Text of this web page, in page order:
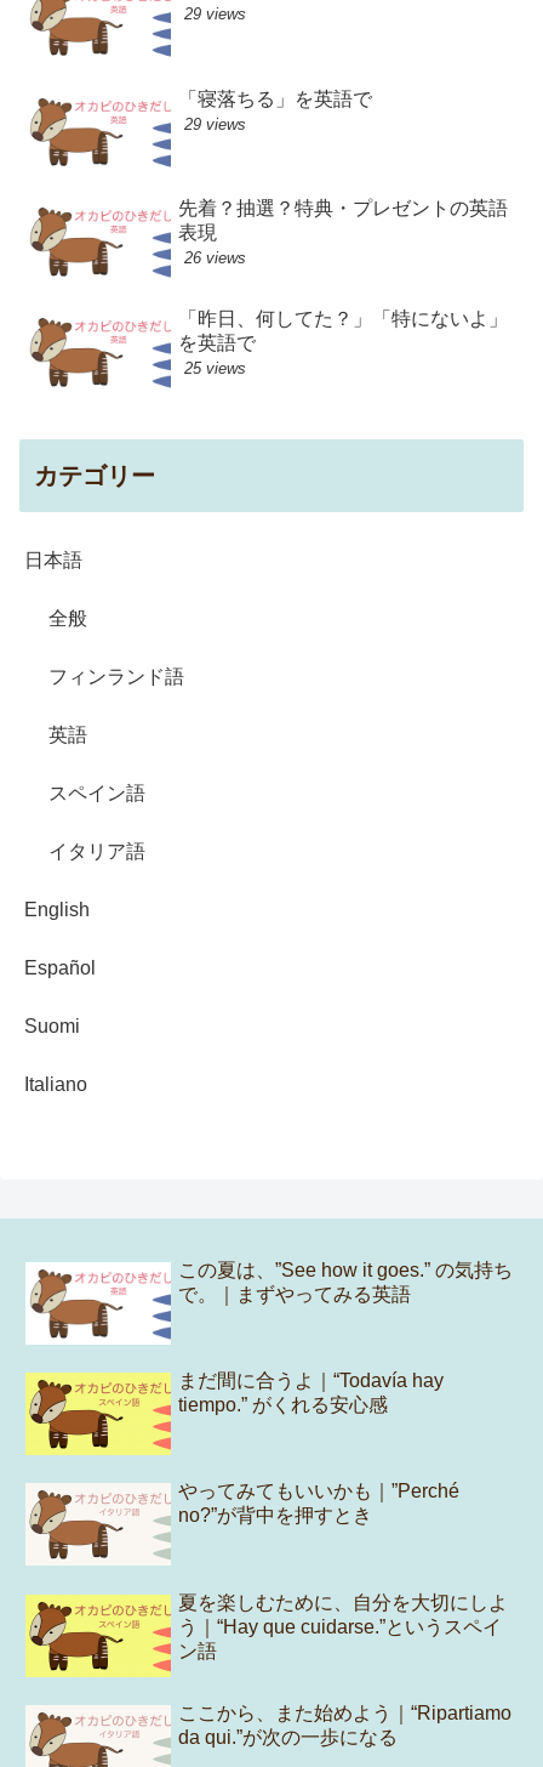
29 views
「寝落ちる」を英語で
29 views
先着？抽選？特典・プレゼントの英語
表現
26 views
「昨日、何してた？」「特にないよ」
を英語で
25 views
カテゴリー
日本語
全般
フィンランド語
英語
スペイン語
イタリア語
English
Español
Suomi
Italiano
この夏は、”See how it goes.” の気持ち
で。｜まずやってみる英語
まだ間に合うよ｜“Todavía hay
tiempo.” がくれる安心感
やってみてもいいかも｜”Perché
no?”が背中を押すとき
夏を楽しむために、自分を大切にしよ
う｜“Hay que cuidarse.”というスペイ
ン語
ここから、また始めよう｜“Ripartiamo
da qui.”が次の一歩になる